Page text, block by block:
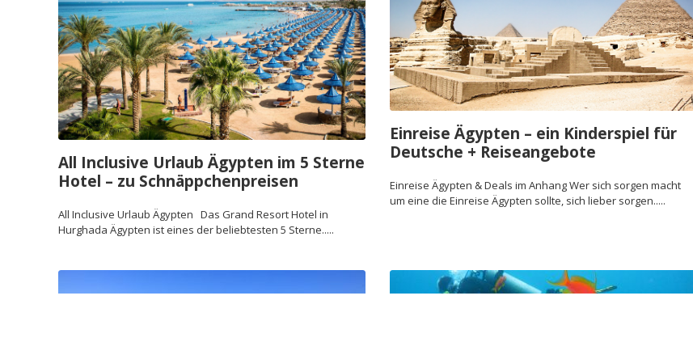
All Inclusive Urlaub Ägypten im 5 Sterne
Hotel – zu Schnäppchenpreisen
All Inclusive Urlaub Ägypten Das Grand Resort Hotel in
Hurghada Ägypten ist eines der beliebtesten 5 Sterne.....
Einreise Ägypten – ein Kinderspiel für
Deutsche + Reiseangebote
Einreise Ägypten & Deals im Anhang Wer sich sorgen macht
um eine die Einreise Ägypten sollte, sich lieber sorgen.....